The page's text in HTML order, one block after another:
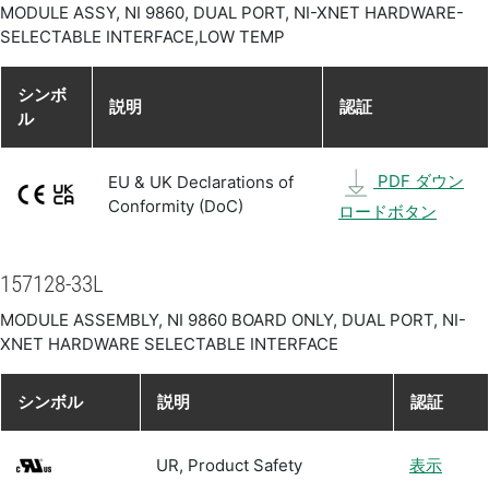
MODULE ASSY, NI 9860, DUAL PORT, NI-XNET HARDWARE-
SELECTABLE INTERFACE,LOW TEMP
シンボ
ル
説明 認証
EU & UK Declarations of
Conformity (DoC)
PDF ダウン
ロードボタン
157128-33L
MODULE ASSEMBLY, NI 9860 BOARD ONLY, DUAL PORT, NI-
XNET HARDWARE SELECTABLE INTERFACE
シンボル 説明 認証
UR, Product Safety 表示